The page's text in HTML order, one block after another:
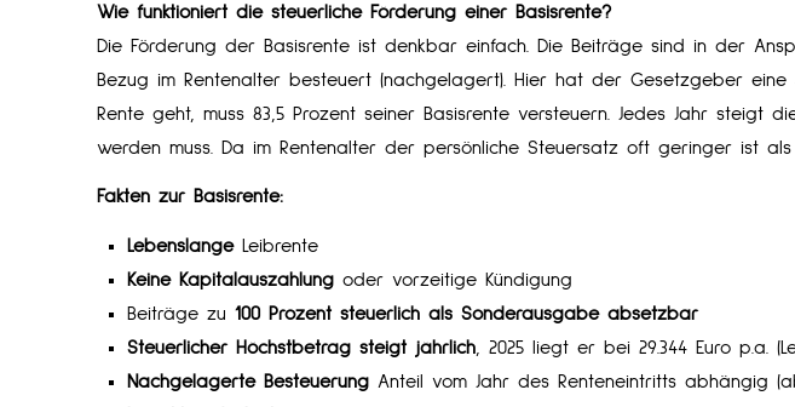
Wie funktioniert die steuerliche Förderung einer Basisrente?
Die Förderung der Basisrente ist denkbar einfach. Die Beiträge sind in der
Bezug im Rentenalter besteuert (nachgelagert). Hier hat der Gesetzgeber
Rente geht, muss 83,5 Prozent seiner Basisrente versteuern. Jedes Jahr steigt
werden muss. Da im Rentenalter der persönliche Steuersatz oft geringer ist
Fakten zur Basisrente:
LebenslangeLeibrente
Keine Kapitalauszahlung oder vorzeitige Kündigung
Beiträge zu 100 Prozent steuerlich als Sonderausgabe absetzbar
Steuerlicher Höchstbetrag steigt jährlich , 2025 liegt er bei 29.344 Euro p.a.
Nachgelagerte Besteuerung Anteil vom Jahr des Renteneintritts abhängig